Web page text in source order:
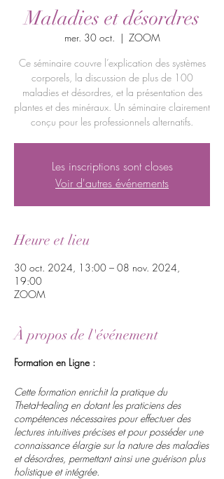
Maladies et désordres
mer. 30 oct.
  |
ZOOM
Ce séminaire couvre l’explication des systèmes
corporels, la discussion de plus de 100
maladies et désordres, et la présentation des
plantes et des minéraux. Un séminaire clairement
conçu pour les professionnels alternatifs.
Les inscriptions sont closes
Voir d'autres événements
Heure et lieu
30 oct. 2024, 13:00 – 08 nov. 2024,
19:00
ZOOM
À propos de l'événement
Formation en Ligne :
Cette formation enrichit la pratique du
ThetaHealing en dotant les praticiens des
compétences nécessaires pour effectuer des
lectures intuitives précises et pour posséder une
connaissance élargie sur la nature des maladies
et désordres, permettant ainsi une guérison plus
holistique et intégrée.